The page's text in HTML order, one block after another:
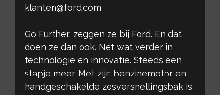
klanten@ford.com
Go Further, zeggen ze bij Ford. En dat
doen ze dan ook. Net wat verder in
technologie en innovatie. Steeds een
stapje meer. Met zijn benzinemotor en
handgeschakelde zesversnellingsbak is